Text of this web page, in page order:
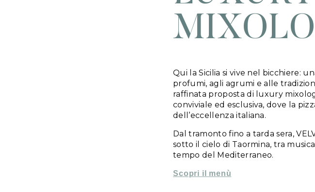
espressione più sofisticata. Tra
dettaglio è pensato per